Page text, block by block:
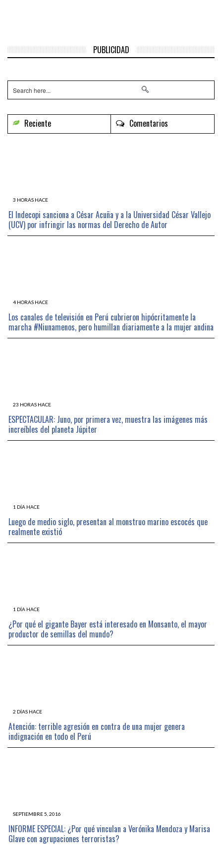
PUBLICIDAD
Reciente Comentarios
3 HORAS HACE
El Indecopi sanciona a César Acuña y a la Universidad César Vallejo
(UCV) por infringir las normas del Derecho de Autor
4 HORAS HACE
Los canales de televisión en Perú cubrieron hipócritamente la
marcha #Niunamenos, pero humillan diariamente a la mujer andina
23 HORAS HACE
ESPECTACULAR: Juno, por primera vez, muestra las imágenes más
increíbles del planeta Júpiter
1 DÍA HACE
Luego de medio siglo, presentan al monstruo marino escocés que
realmente existió
1 DÍA HACE
¿Por qué el gigante Bayer está interesado en Monsanto, el mayor
productor de semillas del mundo?
2 DÍAS HACE
Atención: terrible agresión en contra de una mujer genera
indignación en todo el Perú
SEPTIEMBRE 5, 2016
INFORME ESPECIAL: ¿Por qué vinculan a Verónika Mendoza y Marisa
Glave con agrupaciones terroristas?